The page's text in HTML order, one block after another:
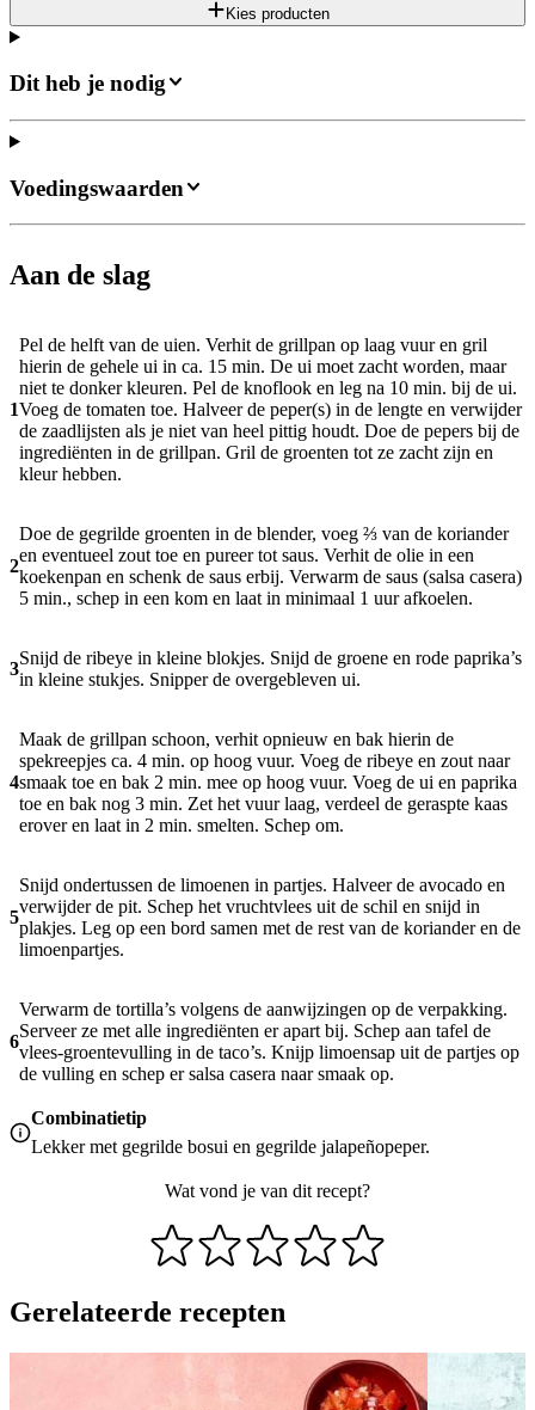
Kies producten
Dit heb je nodig
Aan de slag
1
Pel de helft van de uien. Verhit de grillpan op laag vuur en gril
hierin de gehele ui in ca. 15 min. De ui moet zacht worden, maar
niet te donker kleuren. Pel de knoflook en leg na 10 min. bij de ui.
Voeg de tomaten toe. Halveer de peper(s) in de lengte en verwijder
de zaadlijsten als je niet van heel pittig houdt. Doe de pepers bij de
ingrediënten in de grillpan. Gril de groenten tot ze zacht zijn en
kleur hebben.
2
Doe de gegrilde groenten in de blender, voeg ⅔ van de koriander
en eventueel zout toe en pureer tot saus. Verhit de olie in een
koekenpan en schenk de saus erbij. Verwarm de saus (salsa casera)
5 min., schep in een kom en laat in minimaal 1 uur afkoelen.
3
Snijd de ribeye in kleine blokjes. Snijd de groene en rode paprika’s
in kleine stukjes. Snipper de overgebleven ui.
4
Maak de grillpan schoon, verhit opnieuw en bak hierin de
spekreepjes ca. 4 min. op hoog vuur. Voeg de ribeye en zout naar
smaak toe en bak 2 min. mee op hoog vuur. Voeg de ui en paprika
toe en bak nog 3 min. Zet het vuur laag, verdeel de geraspte kaas
erover en laat in 2 min. smelten. Schep om.
5
Snijd ondertussen de limoenen in partjes. Halveer de avocado en
verwijder de pit. Schep het vruchtvlees uit de schil en snijd in
plakjes. Leg op een bord samen met de rest van de koriander en de
limoenpartjes.
6
Verwarm de tortilla’s volgens de aanwijzingen op de verpakking.
Serveer ze met alle ingrediënten er apart bij. Schep aan tafel de
vlees-groentevulling in de taco’s. Knijp limoensap uit de partjes op
de vulling en schep er salsa casera naar smaak op.
Combinatietip
Lekker met gegrilde bosui en gegrilde jalapeñopeper.
Wat vond je van dit recept?
Voedingswaarden
Gerelateerde recepten